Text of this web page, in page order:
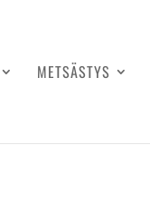
METSÄSTYS